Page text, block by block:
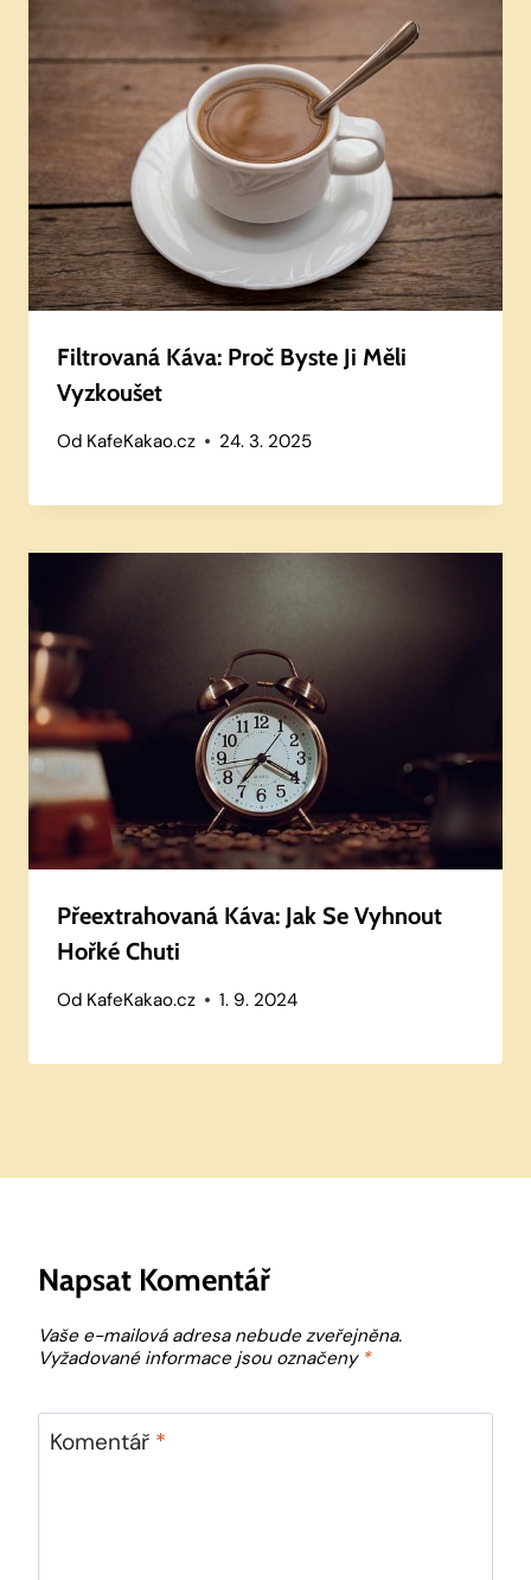
Filtrovaná Káva: Proč Byste Ji Měli
Vyzkoušet
Od KafeKakao.cz 24. 3. 2025
Přeextrahovaná Káva: Jak Se Vyhnout
Hořké Chuti
Od KafeKakao.cz 1. 9. 2024
Napsat Komentář
Vaše e-mailová adresa nebude zveřejněna.
Vyžadované informace jsou označeny *
Komentář *